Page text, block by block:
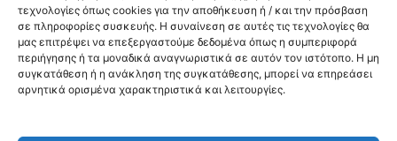
τεχνολογίες όπως cookies για την αποθήκευση ή / και την πρόσβαση
σε πληροφορίες συσκευής. Η συναίνεση σε αυτές τις τεχνολογίες θα
μας επιτρέψει να επεξεργαστούμε δεδομένα όπως η συμπεριφορά
περιήγησης ή τα μοναδικά αναγνωριστικά σε αυτόν τον ιστότοπο. Η μη
συγκατάθεση ή η ανάκληση της συγκατάθεσης, μπορεί να επηρεάσει
αρνητικά ορισμένα χαρακτηριστικά και λειτουργίες.
22/04/2019
Οριστική Εγκατάσταση της ΤΟΜΥ Περιοχής
Κορδελιού του Δήμου Κορδελιού-Ευόσμου.